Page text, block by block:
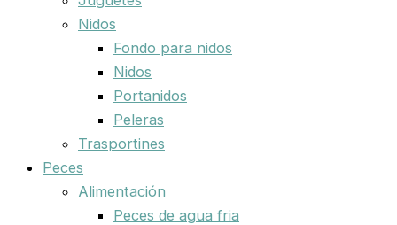
Nidos
Fondo para nidos
Nidos
Portanidos
Peleras
Trasportines
Peces
Alimentación
Peces de agua fria